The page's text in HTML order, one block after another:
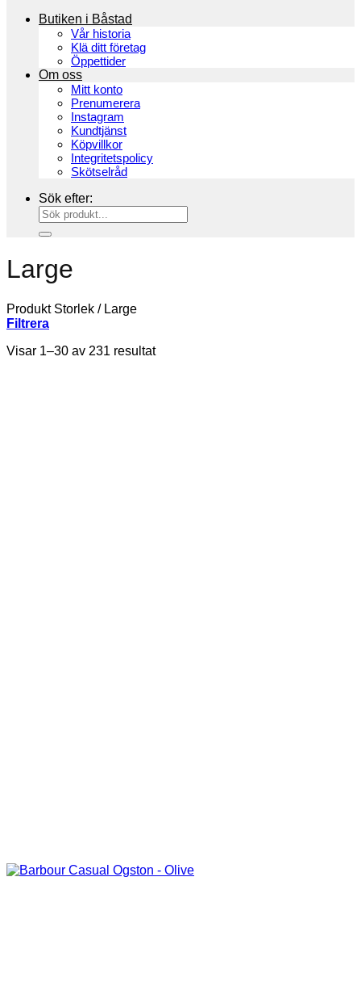
Butiken i Båstad
Vår historia
Klä ditt företag
Öppettider
Om oss
Mitt konto
Prenumerera
Instagram
Kundtjänst
Köpvillkor
Integritetspolicy
Skötselråd
Sök efter:
Large
Produkt Storlek /Large
Filtrera
Visar 1–30 av 231 resultat